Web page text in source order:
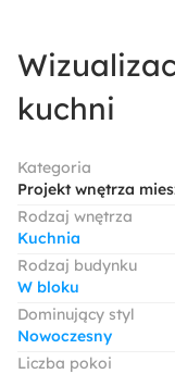
kuchni
Kategoria
Projekt wnętrza
Rodzaj wnętrza
Kuchnia
Rodzaj budynku
W bloku
Dominujący styl
Nowoczesny
Liczba pokoi